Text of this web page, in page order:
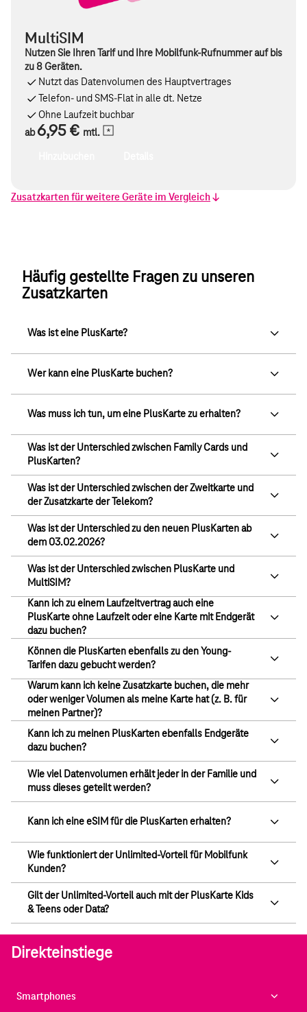
MultiSIM
Nutzen Sie Ihren Tarif und Ihre Mobilfunk-Rufnummer auf bis
zu 8 Geräten.
Nutzt das Datenvolumen des Hauptvertrages
Telefon- und SMS-Flat in alle dt. Netze
Ohne Laufzeit buchbar
ab6,95 € mtl.
Zusatzkarten für weitere Geräte im Vergleich
PlusKarte Data
Monatliches Datenvolumen
der GB des Hauptvertrages
Surfen im 5G-Netz Enthalten
Telefon- und SMS-Flat in alle
dt. Netze
Nicht
HotSpot-Flat Enthalten
Ohne Laufzeit buchbar
Gerät hinzubuchbar
Enthalten
bei einer Laufzeit von 24 Monaten
Eigene Rufnummer
enthalten
14,95 €mtl.
Häufig gestellte Fragen zu unseren
Zusatzkarten
Was ist eine PlusKarte?
Wer kann eine PlusKarte buchen?
Was muss ich tun, um eine PlusKarte zu erhalten?
Was ist der Unterschied zwischen Family Cards und
PlusKarten?
Was ist der Unterschied zwischen der Zweitkarte und
der Zusatzkarte der Telekom?
Was ist der Unterschied zu den neuen PlusKarten ab
dem 03.02.2026?
Was ist der Unterschied zwischen PlusKarte und
MultiSIM?
Kann ich zu einem Laufzeitvertrag auch eine
PlusKarte ohne Laufzeit oder eine Karte mit Endgerät
dazu buchen?
Können die PlusKarten ebenfalls zu den Young-
Tarifen dazu gebucht werden?
Warum kann ich keine Zusatzkarte buchen, die mehr
oder weniger Volumen als meine Karte hat (z. B. für
meinen Partner)?
Kann ich zu meinen PlusKarten ebenfalls Endgeräte
dazu buchen?
Wie viel Datenvolumen erhält jeder in der Familie und
muss dieses geteilt werden?
Kann ich eine eSIM für die PlusKarten erhalten?
Wie funktioniert der Unlimited-Vorteil für Mobilfunk
Kunden?
Gilt der Unlimited-Vorteil auch mit der PlusKarte Kids
& Teens oder Data?
Direkteinstiege
Smartphones